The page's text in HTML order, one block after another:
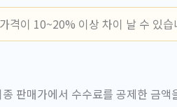
격이 10~20% 이상 차이 날 수 있습
판매가에서 수수료를 공제한 금액